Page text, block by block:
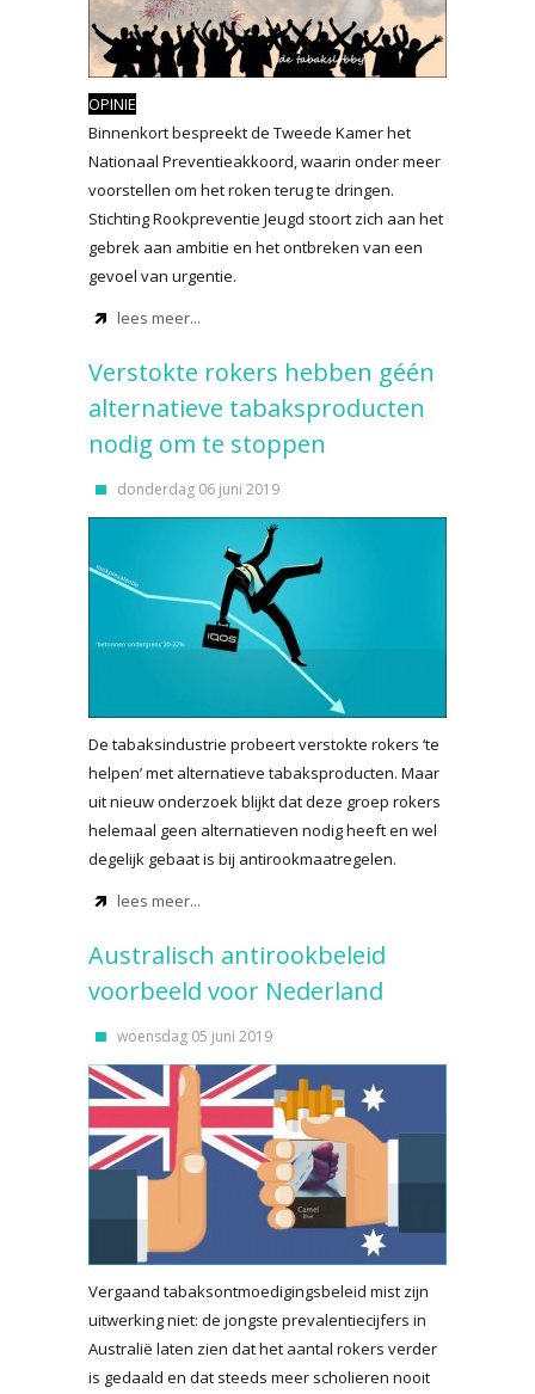
OPINIE
Binnenkort bespreekt de Tweede Kamer het
Nationaal Preventieakkoord, waarin onder meer
voorstellen om het roken terug te dringen.
Stichting Rookpreventie Jeugd stoort zich aan het
gebrek aan ambitie en het ontbreken van een
gevoel van urgentie.
lees meer...
Verstokte rokers hebben géén
alternatieve tabaksproducten
nodig om te stoppen
donderdag 06 juni 2019
De tabaksindustrie probeert verstokte rokers ‘te
helpen’ met alternatieve tabaksproducten. Maar
uit nieuw onderzoek blijkt dat deze groep rokers
helemaal geen alternatieven nodig heeft en wel
degelijk gebaat is bij antirookmaatregelen.
lees meer...
Australisch antirookbeleid
voorbeeld voor Nederland
woensdag 05 juni 2019
Vergaand tabaksontmoedigingsbeleid mist zijn
uitwerking niet: de jongste prevalentiecijfers in
Australië laten zien dat het aantal rokers verder
is gedaald en dat steeds meer scholieren nooit